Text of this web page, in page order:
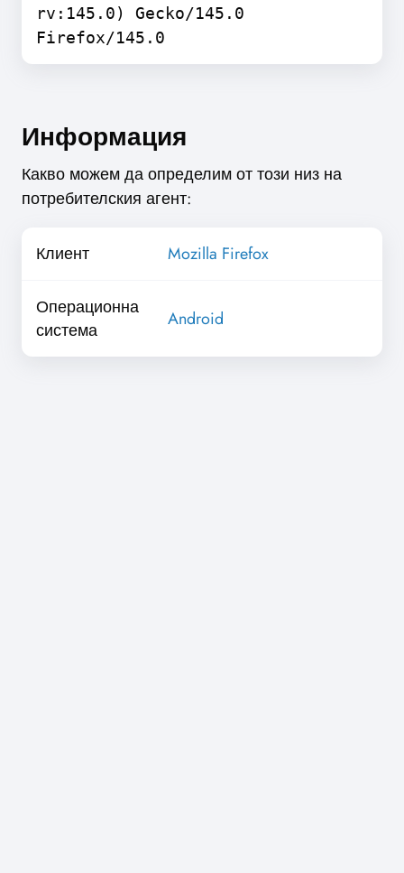
rv:145.0) Gecko/145.0
Firefox/145.0
Информация
Какво можем да определим от този низ на
потребителския агент:
Клиент Mozilla Firefox
Операционна
система
Android